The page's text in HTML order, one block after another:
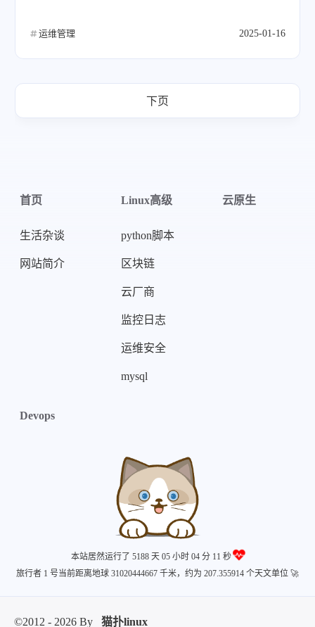
运维管理 2025-01-16
下页
首页
生活杂谈
网站简介
Linux高级
python脚本
区块链
云厂商
监控日志
运维安全
mysql
云原生
Devops
本站居然运行了 5188 天05 小时 04 分 12 秒
旅行者 1 号当前距离地球 31020444684 千米，约为 207.355914 个天文单位 🚀
猫扑linux
关于
蜀ICP备20011773号